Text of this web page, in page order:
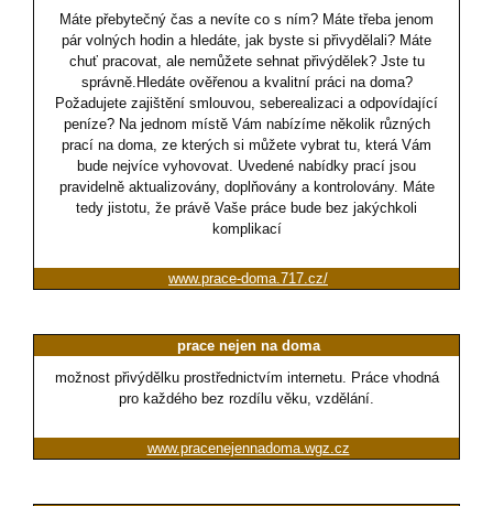
Máte přebytečný čas a nevíte co s ním? Máte třeba jenom
pár volných hodin a hledáte, jak byste si přivydělali? Máte
chuť pracovat, ale nemůžete sehnat přivýdělek? Jste tu
správně.Hledáte ověřenou a kvalitní práci na doma?
Požadujete zajištění smlouvou, seberealizaci a odpovídající
peníze? Na jednom místě Vám nabízíme několik různých
prací na doma, ze kterých si můžete vybrat tu, která Vám
bude nejvíce vyhovovat. Uvedené nabídky prací jsou
pravidelně aktualizovány, doplňovány a kontrolovány. Máte
tedy jistotu, že právě Vaše práce bude bez jakýchkoli
komplikací
www.prace-doma.717.cz/
prace nejen na doma
možnost přivýdělku prostřednictvím internetu. Práce vhodná
pro každého bez rozdílu věku, vzdělání.
www.pracenejennadoma.wgz.cz